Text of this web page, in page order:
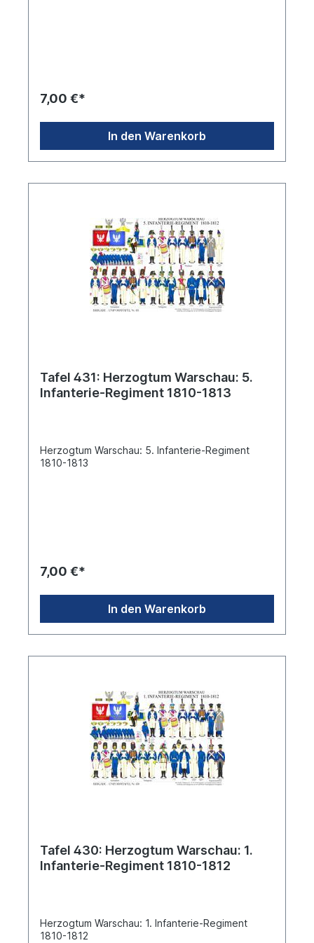
7,00 €*
In den Warenkorb
Tafel 431: Herzogtum Warschau: 5.
Infanterie-Regiment 1810-1813
Herzogtum Warschau: 5. Infanterie-Regiment
1810-1813
7,00 €*
In den Warenkorb
Tafel 430: Herzogtum Warschau: 1.
Infanterie-Regiment 1810-1812
Herzogtum Warschau: 1. Infanterie-Regiment
1810-1812